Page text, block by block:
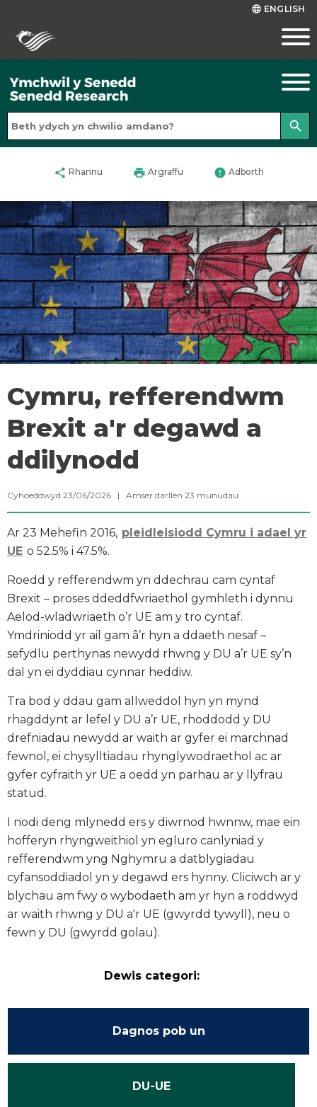
language ENGLISH
search
share Rhannu print Argraffu error Adborth
Cymru, refferendwm
Brexit a'r degawd a
ddilynodd
Cyhoeddwyd 23/06/2026 | Amser darllen 23 munudau
Ar 23 Mehefin 2016, pleidleisiodd Cymru i adael yr
UE o 52.5% i 47.5%.
Roedd y refferendwm yn ddechrau cam cyntaf
Brexit – proses ddeddfwriaethol gymhleth i dynnu
Aelod-wladwriaeth o’r UE am y tro cyntaf.
Ymdriniodd yr ail gam â’r hyn a ddaeth nesaf –
sefydlu perthynas newydd rhwng y DU a’r UE sy’n
dal yn ei dyddiau cynnar heddiw.
Tra bod y ddau gam allweddol hyn yn mynd
rhagddynt ar lefel y DU a’r UE, rhoddodd y DU
drefniadau newydd ar waith ar gyfer ei marchnad
fewnol, ei chysylltiadau rhynglywodraethol ac ar
gyfer cyfraith yr UE a oedd yn parhau ar y llyfrau
statud.
I nodi deng mlynedd ers y diwrnod hwnnw, mae ein
hofferyn rhyngweithiol yn egluro canlyniad y
refferendwm yng Nghymru a datblygiadau
cyfansoddiadol yn y degawd ers hynny. Cliciwch ar y
blychau am fwy o wybodaeth am yr hyn a roddwyd
ar waith rhwng y DU a'r UE (gwyrdd tywyll), neu o
fewn y DU (gwyrdd golau).
Dewis categori:
Dagnos pob un
DU-UE